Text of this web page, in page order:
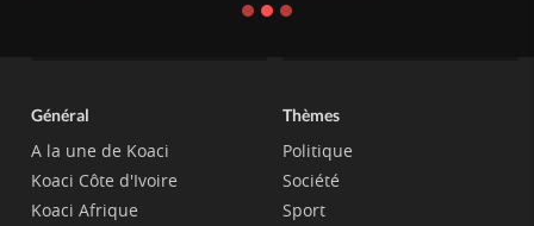
Général
A la une de Koaci
Koaci Côte d'Ivoire
Koaci Afrique
Thèmes
Politique
Société
Sport